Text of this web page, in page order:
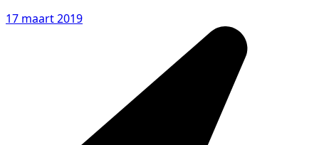
17 maart 2019